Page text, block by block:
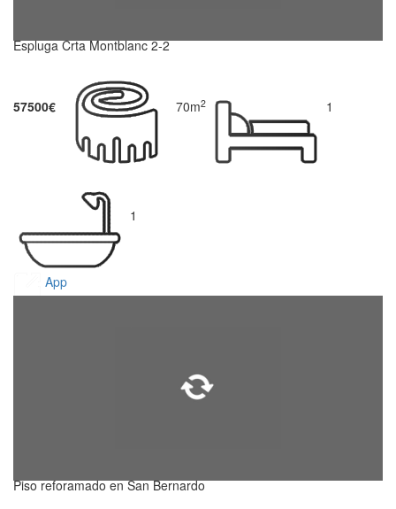
Espluga Crta Montblanc 2-2
57500€ 70m2 1
1
App
Piso reforamado en San Bernardo